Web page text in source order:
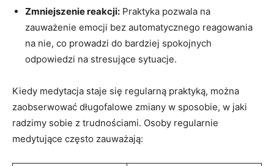
Zmniejszenie reakcji: Praktyka pozwala na
zauważenie emocji bez automatycznego⁢ reagowania​
na nie, ⁣co prowadzi‌ do bardziej spokojnych
odpowiedzi na stresujące sytuacje.
Kiedy medytacja staje się regularną praktyką, można
zaobserwować ​długofalowe zmiany w‍ sposobie, w jaki
radzimy sobie ⁣z trudnościami. Osoby regularnie
medytujące często zauważają: